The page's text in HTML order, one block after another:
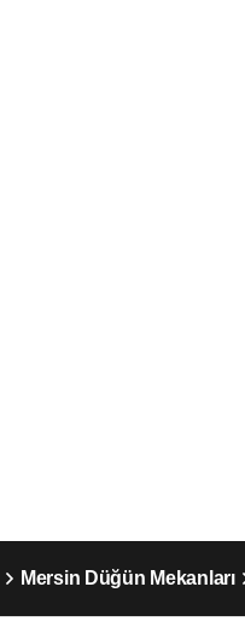
Mersin Düğün Mekanları